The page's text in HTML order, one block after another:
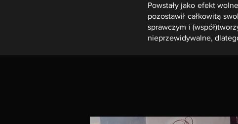
Powstały jako efekt
pozostawił całkowitą
sprawczym i
nieprzewidywalne,